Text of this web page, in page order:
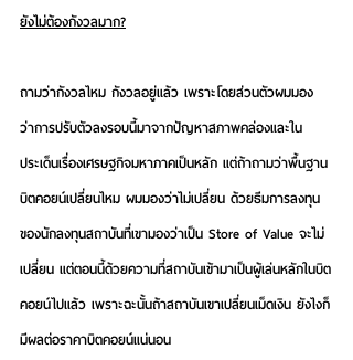
ยังไม่ต้องกังวลมาก?
ถามว่ากังวลไหม กังวลอยู่แล้ว เพราะโดยส่วนตัวผมมอง
ว่าการปรับตัวลงรอบนี้มาจากปัญหาสภาพคล่องและใน
ประเด็นเรื่องเศรษฐกิจมหาภาคเป็นหลัก แต่ถ้าถามว่าพื้นฐาน
บิตคอยน์เปลี่ยนไหม ผมมองว่าไม่เปลี่ยน ด้วยธีมการลงทุน
ของนักลงทุนสถาบันที่เขามองว่าเป็น Store of Value จะไม่
เปลี่ยน แต่ตอนนี้ด้วยความที่สถาบันเข้ามาเป็นผู้เล่นหลักในบิต
คอยน์ไปแล้ว เพราะฉะนั้นถ้าสถาบันเขาเปลี่ยนเม็ดเงิน ยังไงก็
มีผลต่อราคาบิตคอยน์แน่นอน